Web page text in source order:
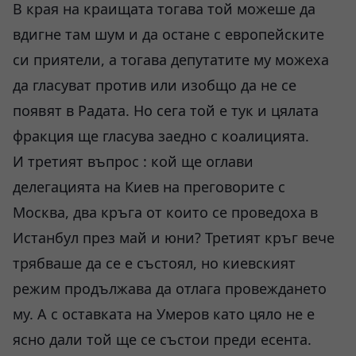
В края на краищата тогава той можеше да
вдигне там шум и да остане с европейските
си приятели, а тогава депутатите му можеха
да гласуват против или изобщо да не се
появят в Радата. Но сега той е тук и цялата
фракция ще гласува заедно с коалицията.
И третият въпрос : кой ще оглави
делегацията на Киев на преговорите с
Москва, два кръга от които се проведоха в
Истанбул през май и юни? Третият кръг вече
трябваше да се е състоял, но киевският
режим продължава да отлага провеждането
му. А с оставката на Умеров като цяло не е
ясно дали той ще се състои преди есента.